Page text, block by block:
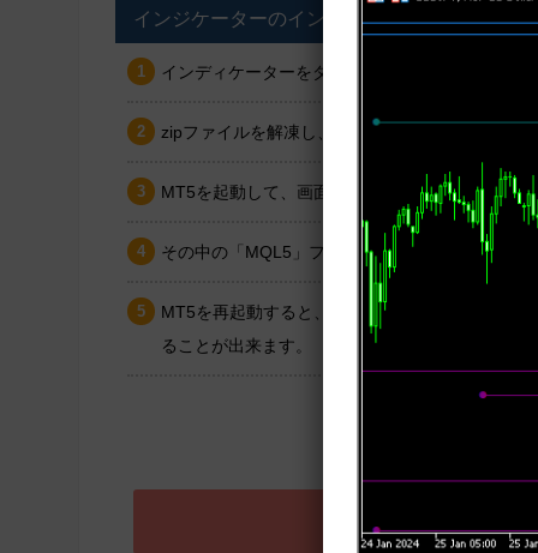
インジケーターのインストール方法
インディケーターをダウンロードします。ダウン
zipファイルを解凍し、mq5もしくはex5のインデ
MT5を起動して、画面左上の「ファイル」より
その中の「MQL5」フォルダを開いた先にある「
MT5を再起動すると、インストールしたインジ
ることが出来ます。